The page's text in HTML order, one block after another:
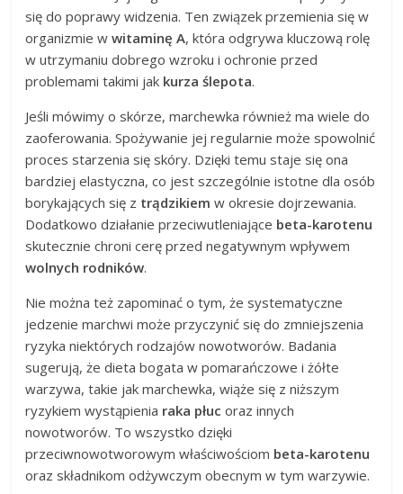
się do poprawy widzenia. Ten związek przemienia się w
organizmie wwitaminę A, która odgrywa kluczową rolę
w utrzymaniu dobrego wzroku i ochronie przed
problemami takimi jak kurza ślepota.
Jeśli mówimy o skórze, marchewka również ma wiele do
zaoferowania. Spożywanie jej regularnie może spowolnić
proces starzenia się skóry. Dzięki temu staje się ona
bardziej elastyczna, co jest szczególnie istotne dla osób
borykających się z trądzikiem w okresie dojrzewania.
Dodatkowo działanie przeciwutleniające beta-karotenu
skutecznie chroni cerę przed negatywnym wpływem
wolnych rodników.
Nie można też zapominać o tym, że systematyczne
jedzenie marchwi może przyczynić się do zmniejszenia
ryzyka niektórych rodzajów nowotworów. Badania
sugerują, że dieta bogata w pomarańczowe i żółte
warzywa, takie jak marchewka, wiąże się z niższym
ryzykiem wystąpienia raka płuc oraz innych
nowotworów. To wszystko dzięki
przeciwnowotworowym właściwościom beta-karotenu
oraz składnikom odżywczym obecnym w tym warzywie.